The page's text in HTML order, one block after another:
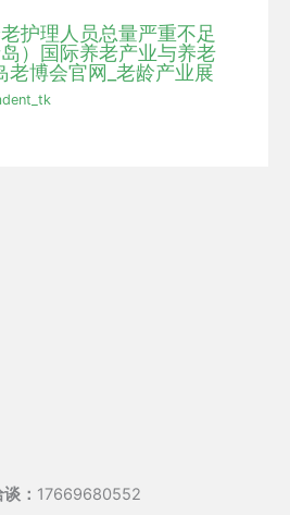
护理人员总量严重不足
）国际养老产业与养老
老博会官网_老龄产业展
： 17669680552